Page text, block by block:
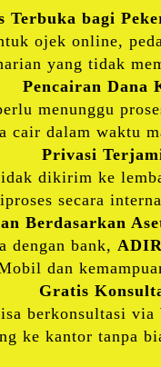
Terbuka bagi
ojek online,
yang tidak
Pencairan Dana
menunggu
cair dalam waktu
Privasi
dikirim ke
secara
Berdasarkan
dengan bank,
dan
Gratis
berkonsultasi via
ke kantor tanpa